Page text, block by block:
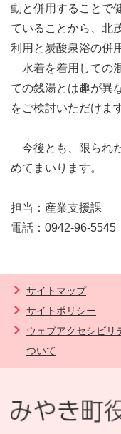
動と併用することで
ていることから、北
利用と炭酸泉浴の併
水着を着用しての
ての銭湯とは趣が異
をご検討いただけま
今後とも、限られ
めてまいります。
担当：産業支援課
電話：0942-96-5545
サイトマップ
サイトポリシー
ウェブアクセシビリ
ついて